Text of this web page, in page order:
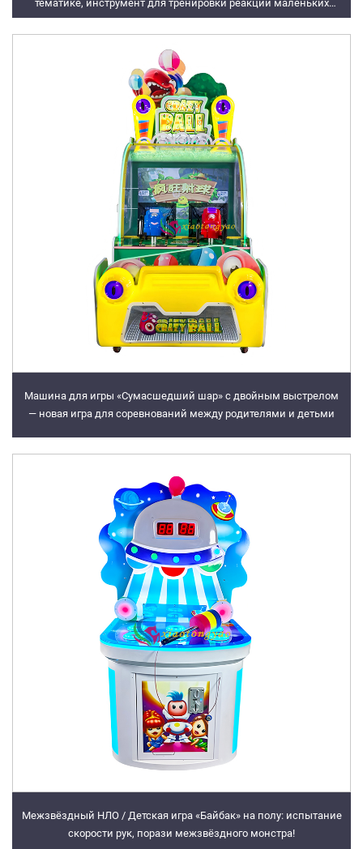
тематике, инструмент для тренировки реакции маленьких
детей
Машина для игры «Сумасшедший шар» с двойным выстрелом
— новая игра для соревнований между родителями и детьми
Межзвёздный НЛО / Детская игра «Байбак» на полу: испытание
скорости рук, порази межзвёздного монстра!